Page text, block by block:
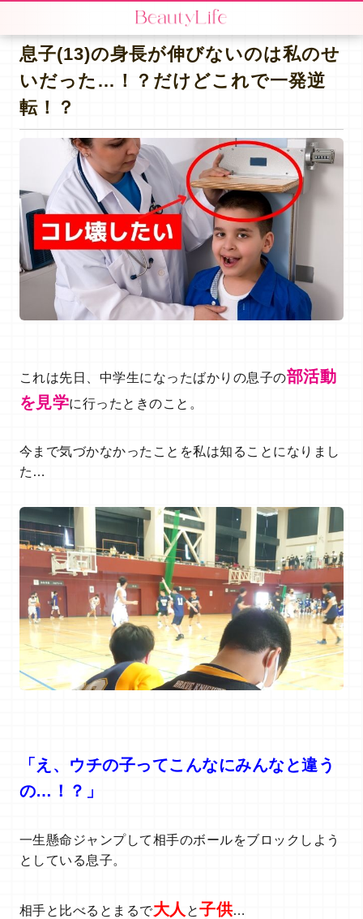
息子(13)の身長が伸びないのは私のせ
いだった…！？だけどこれで一発逆
転！？
これは先日、中学生になったばかりの息子の部活動
を見学に行ったときのこと。
今まで気づかなかったことを私は知ることになりまし
た…
「え、ウチの子ってこんなにみんなと違う
の…！？」
一生懸命ジャンプして相手のボールをブロックしよう
としている息子。
相手と比べるとまるで大人 と子供…